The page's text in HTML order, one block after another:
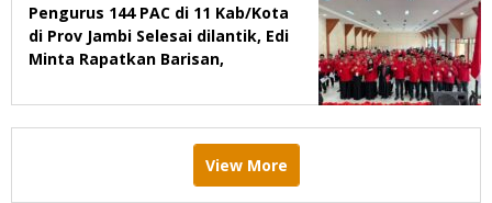
Pengurus 144 PAC di 11 Kab/Kota
di Prov Jambi Selesai dilantik, Edi
Minta Rapatkan Barisan,
View More